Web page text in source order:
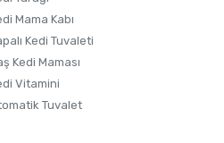
Mama Kabı
Kedi Tuvaleti
Kedi Maması
Vitamini
Tuvalet